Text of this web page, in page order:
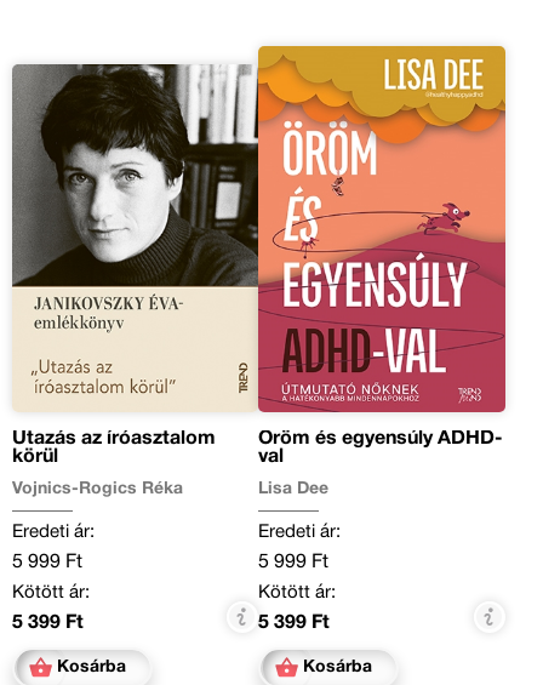
Utazás az íróasztalom
körül
Vojnics-Rogics Réka
Eredeti ár:
5 999 Ft
Kötött ár:
5 399 Ft
Kosárba
Öröm és egyensúly ADHD-
val
Lisa Dee
Eredeti ár:
5 999 Ft
Kötött ár:
5 399 Ft
Kosárba